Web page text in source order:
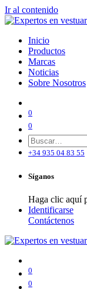
Ir al contenido
Inicio
Productos
Marcas
Noticias
Sobre Nosotros
0
0
+34 935 04 83 55
Síganos
Haga clic aquí
Identificarse
Contáctenos
0
0